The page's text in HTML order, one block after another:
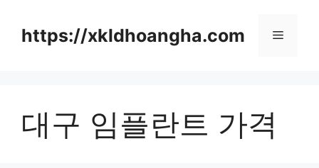
https://xkldhoangha.com 메
대구 임플란트 가격